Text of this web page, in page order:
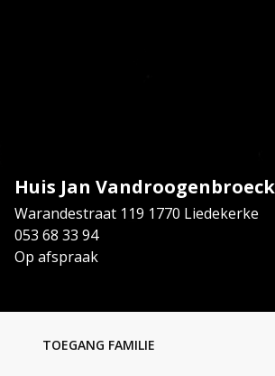
Huis Jan Vandroogenbroeck
Warandestraat 119 1770 Liedekerke
053 68 33 94
Op afspraak
TOEGANG FAMILIE